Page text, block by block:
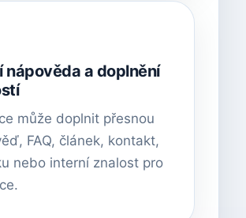
nápověda a doplnění
může doplnit přesnou
FAQ, článek, kontakt,
nebo interní znalost pro